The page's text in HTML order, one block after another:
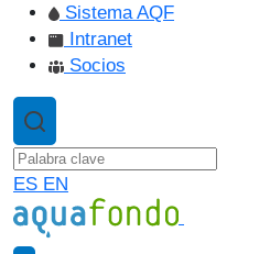
Sistema AQF
Intranet
Socios
ES EN